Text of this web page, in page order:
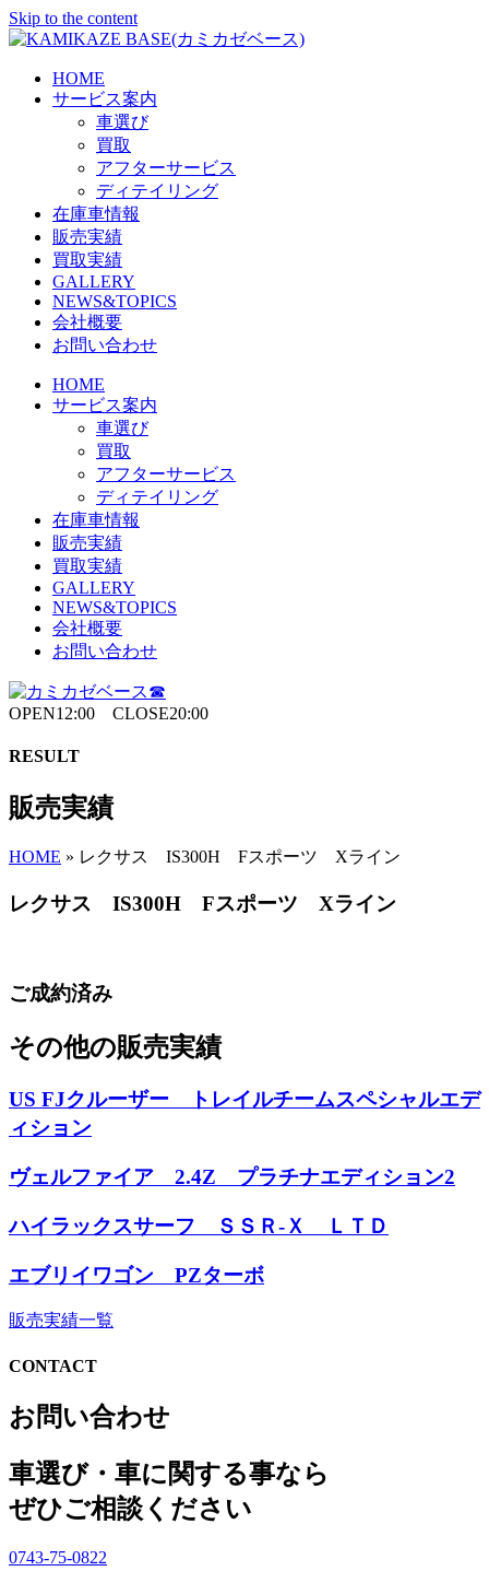
Skip to the content
HOME
サービス案内
車選び
買取
アフターサービス
ディテイリング
在庫車情報
販売実績
買取実績
GALLERY
NEWS&TOPICS
会社概要
お問い合わせ
HOME
サービス案内
車選び
買取
アフターサービス
ディテイリング
在庫車情報
販売実績
買取実績
GALLERY
NEWS&TOPICS
会社概要
お問い合わせ
OPEN12:00 CLOSE20:00
RESULT
販売実績
HOME » レクサス IS300H Fスポーツ Xライン
レクサス IS300H Fスポーツ Xライン
ご成約済み
その他の販売実績
US FJクルーザー トレイルチームスペシャルエデ
ィション
ヴェルファイア 2.4Z プラチナエディション2
ハイラックスサーフ ＳＳＲ-Ｘ ＬＴＤ
エブリイワゴン PZターボ
販売実績一覧
CONTACT
お問い合わせ
車選び・車に関する事なら
ぜひご相談ください
0743-75-0822